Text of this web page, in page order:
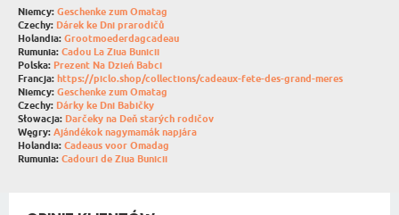
Niemcy: Geschenke zum Omatag
Czechy: Dárek ke Dni prarodičů
Holandia: Grootmoederdagcadeau
Rumunia: Cadou La Ziua Bunicii
Polska: Prezent Na Dzień Babci
Francja: https://piclo.shop/collections/cadeaux-fete-des-grand-meres
Niemcy: Geschenke zum Omatag
Czechy: Dárky ke Dni Babičky
Słowacja: Darčeky na Deň starých rodičov
Węgry: Ajándékok nagymamák napjára
Holandia: Cadeaus voor Omadag
Rumunia: Cadouri de Ziua Bunicii